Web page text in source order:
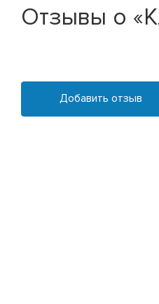
Отзывы о
Добавить отзыв